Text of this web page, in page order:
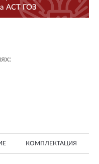
АСТ ГОЗ
КОМПЛЕКТАЦИЯ